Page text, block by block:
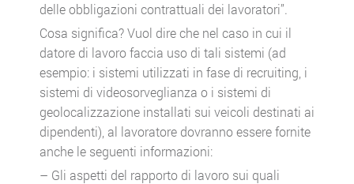
delle obbligazioni contrattuali dei lavoratori”.
Cosa significa? Vuol dire che nel caso in cui il
datore di lavoro faccia uso di tali sistemi (ad
esempio: i sistemi utilizzati in fase di recruiting, i
sistemi di videosorveglianza o i sistemi di
geolocalizzazione installati sui veicoli destinati ai
dipendenti), al lavoratore dovranno essere fornite
anche le seguenti informazioni:
– Gli aspetti del rapporto di lavoro sui quali